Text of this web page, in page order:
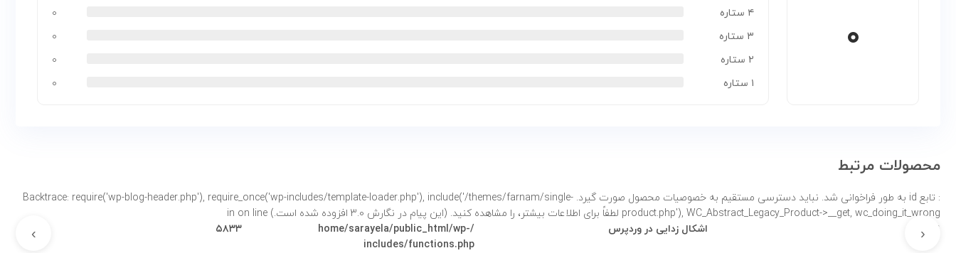
۰
۴ ستاره
۰
۳ ستاره
۰
۲ ستاره
۰
۱ ستاره
۰
محصولات مرتبط
: تابع id به طور
فراخوانی شد. نباید دسترسی مستقیم به خصوصیات محصول صورت گیرد. Backtrace: require('wp-blog-header.php'), require_once('wp-includes/template-loader.php'), include('/themes/farnam/single-
product.php'), WC_Abstract_Legacy_Product->__get, wc_doing_it_wrong لطفاً برای اطلاعات بیشتر،
را مشاهده کنید. (این پیام در نگارش 3.0 افزوده شده است.) in
on line
نادرست
اشکال زدایی در وردپرس
/home/sarayela/public_html/wp-
includes/functions.php
۵۸۳۳ ‹
›